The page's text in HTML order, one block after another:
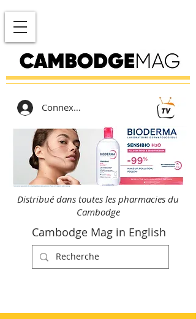
Connexion
Distribué dans toutes les pharmacies du
Cambodge
Cambodge Mag in English